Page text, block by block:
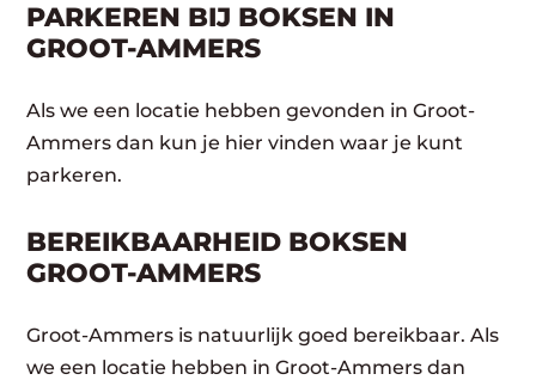
PARKEREN BIJ BOKSEN IN
GROOT-AMMERS
Als we een locatie hebben gevonden in Groot-
Ammers dan kun je hier vinden waar je kunt
parkeren.
BEREIKBAARHEID BOKSEN
GROOT-AMMERS
Groot-Ammers is natuurlijk goed bereikbaar. Als
we een locatie hebben in Groot-Ammers dan